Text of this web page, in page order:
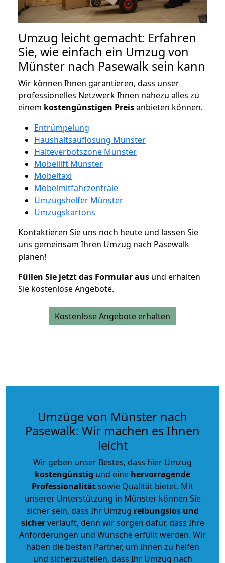
Umzug leicht gemacht: Erfahren
Sie, wie einfach ein Umzug von
Münster nach Pasewalk sein kann
Wir können Ihnen garantieren, dass unser
professionelles Netzwerk Ihnen nahezu alles zu
einem kostengünstigen Preisanbieten können.
Entrümpelung
Haushaltsauflösung Münster
Halteverbotszone Münster
Möbellift Münster
Möbeltaxi
Möbelmitfahrzentrale
Umzugshelfer Münster
Umzugskartons
Kontaktieren Sie uns noch heute und lassen Sie
uns gemeinsam Ihren Umzug nach Pasewalk
planen!
Füllen Sie jetzt das Formular aus und erhalten
Sie kostenlose Angebote.
Kostenlose Angebote erhalten
Umzüge von Münster nach
Pasewalk: Wir machen es Ihnen
leicht
Wir geben unser Bestes, dass hier Umzug
kostengünstig und eine hervorragende
Professionalitätsowie Qualität bietet. Mit
unserer Unterstützung in Münster können Sie
sicher sein, dass Ihr Umzug reibungslos und
sicherverläuft, denn wir sorgen dafür, dass Ihre
Anforderungen und Wünsche erfüllt werden. Wir
haben die besten Partner, um Ihnen zu helfen
und sicherzustellen, dass Ihr Umzug nach